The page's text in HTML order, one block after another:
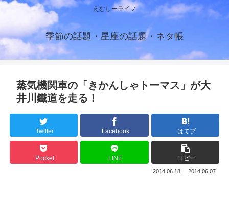
えむしーライフ
季節の話題・星座の話題・ネタ帳
蒸気機関車の「きかんしゃトーマス」が大
井川鐵道を走る！
Twitter Facebook はてブ
Pocket LINE コピー
2014.06.18 2014.06.07